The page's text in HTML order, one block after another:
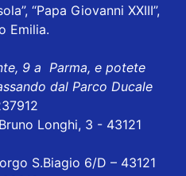
“Papa Giovanni XXIII”,
Emilia.
9 a Parma, e potete
dal Parco Ducale
Longhi, 3 - 43121
S.Biagio 6/D – 43121